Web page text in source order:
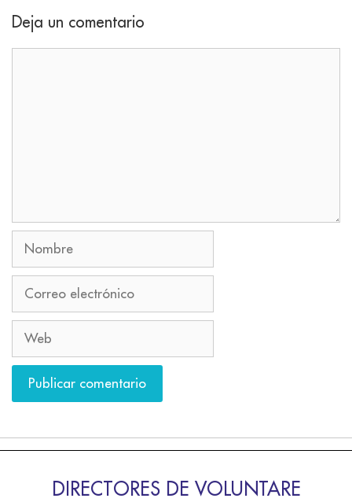
Deja un comentario
DIRECTORES DE VOLUNTARE